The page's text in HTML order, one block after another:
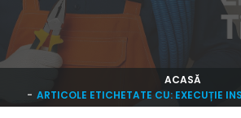
ACASĂ
ARTICOLE ETICHETATE CU: EXECUȚIE